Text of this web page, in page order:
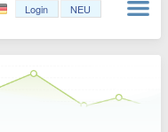
Login NEU